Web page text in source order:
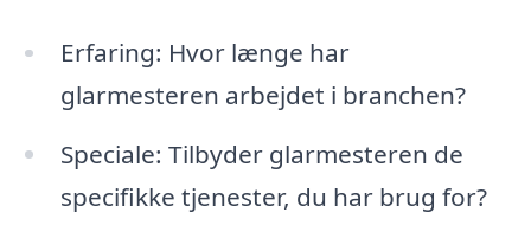
Erfaring: Hvor længe har
glarmesteren arbejdet i branchen?
Speciale: Tilbyder glarmesteren de
specifikke tjenester, du har brug for?